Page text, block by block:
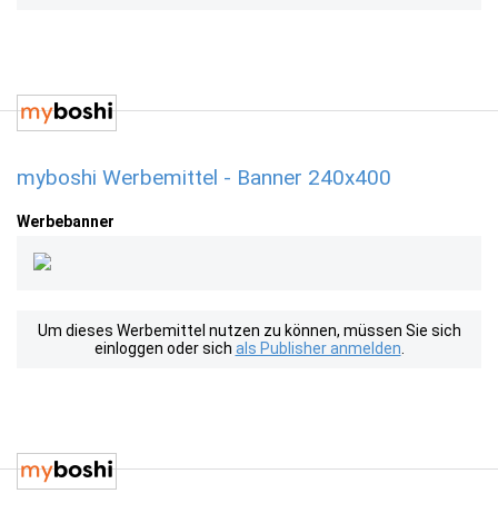
myboshi Werbemittel - Banner 240x400
Werbebanner
Um dieses Werbemittel nutzen zu können, müssen Sie sich
einloggen oder sich als Publisher anmelden